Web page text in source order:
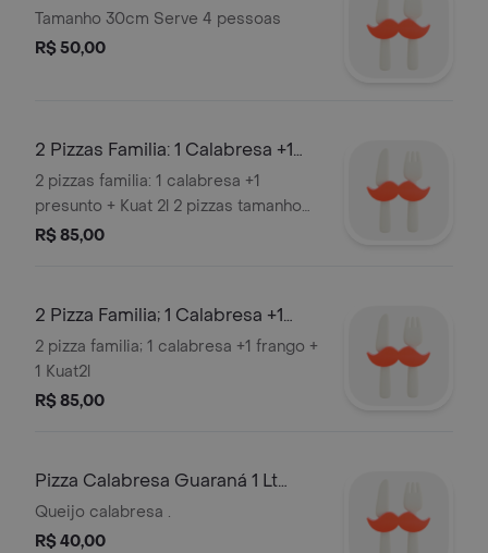
COCA-COLA LATA 350 ML
Tamanho 30cm Serve 4 pessoas
R$ 50,00
2 Pizzas Familia: 1 Calabresa +1
Presunto + Kuat 2l
2 pizzas familia: 1 calabresa +1
presunto + Kuat 2l 2 pizzas tamanho
35 cm. Obs .Nao Trocamos Sabores.
R$ 85,00
2 Pizza Familia; 1 Calabresa +1
Frango + 1 Kuat2l
2 pizza familia; 1 calabresa +1 frango +
1 Kuat2l
R$ 85,00
Pizza Calabresa Guaraná 1 Lt
29.99
Queijo calabresa .
R$ 40,00